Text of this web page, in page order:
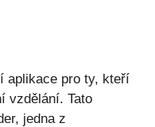
aplikace pro ty, kteří
vzdělání. Tato
jedna z